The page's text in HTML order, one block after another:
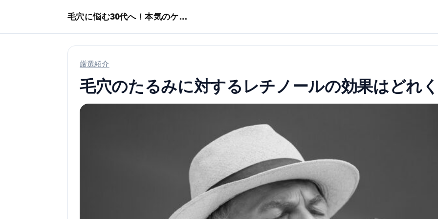
毛穴に悩む30代へ！本気のケア術特集
厳選紹介
毛穴のたるみに対するレチノールの効果はどれ